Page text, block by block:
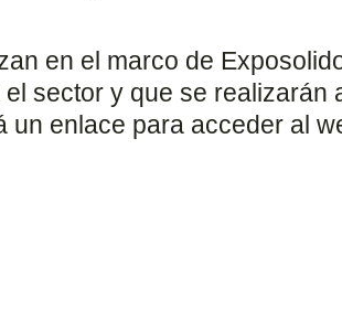
en el marco de
sector y que se realizarán
un enlace para acceder al